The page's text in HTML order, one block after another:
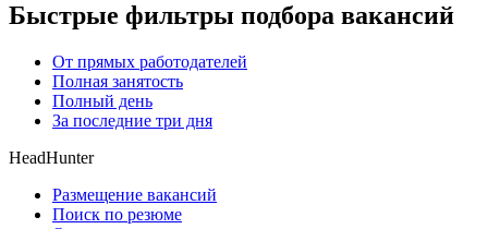
Быстрые фильтры подбора вакансий
От прямых работодателей
Полная занятость
Полный день
За последние три дня
HeadHunter
Размещение вакансий
Поиск по резюме